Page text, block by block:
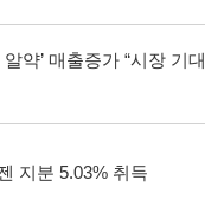
약’ 매출증가 “시장 기대
지분 5.03% 취득